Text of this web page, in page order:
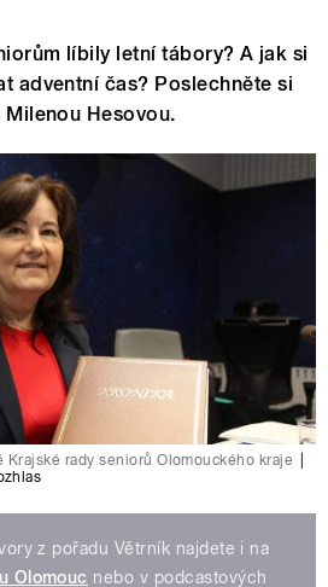
líbily letní tábory? A jak si
adventní čas? Poslechněte si
Hesovou.
Krajské rady seniorů Olomouckého kraje
z pořadu Větrník najdete i na
Olomouc nebo v podcastových